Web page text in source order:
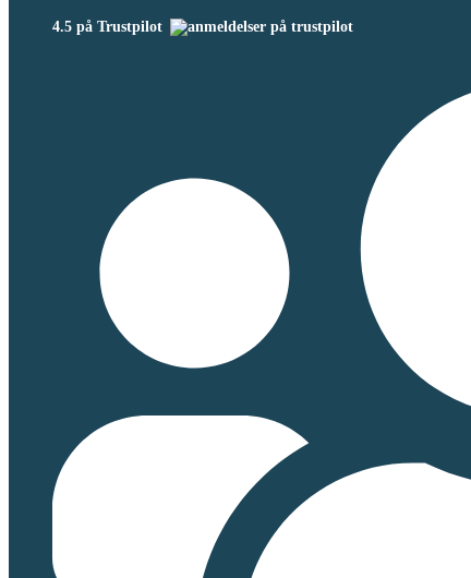
4.5 på Trustpilot